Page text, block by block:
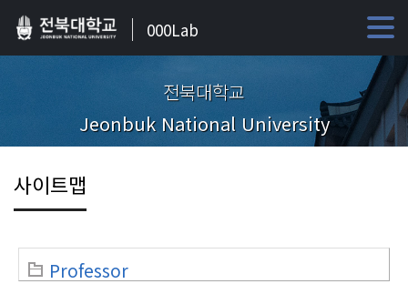
000Lab
전북대학교
Jeonbuk National University
사이트맵
Professor